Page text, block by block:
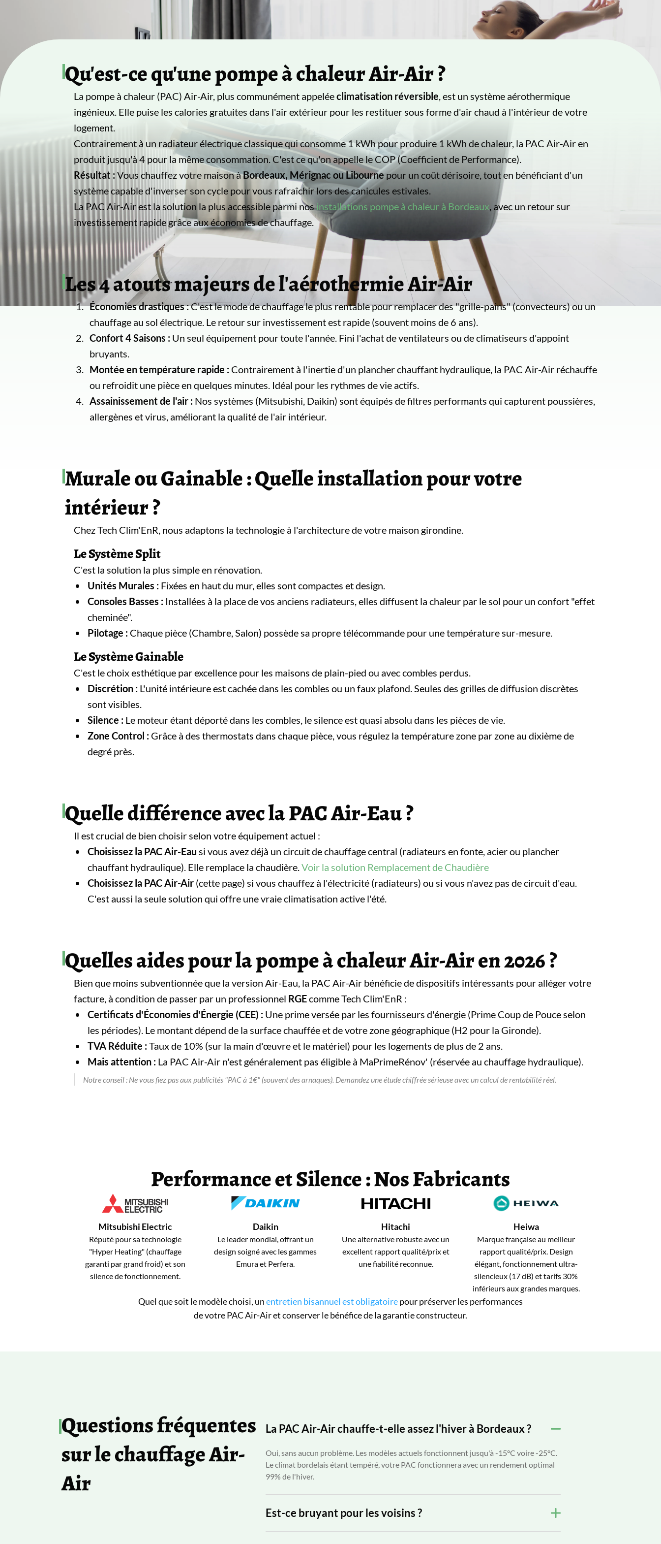
Qu'est-ce qu'une pompe à chaleur Air-Air ?
La pompe à chaleur (PAC) Air-Air, plus communément appeléeclimatisation réversible, est un système aérothermique
ingénieux. Elle puise les calories gratuites dans l'air extérieur pour les restituer sous forme d'air chaud à l'intérieur de votre
logement.
Contrairement à un radiateur électrique classique qui consomme 1 kWh pour produire 1 kWh de chaleur, la PAC Air-Air en
produit jusqu'à 4 pour la même consommation. C'est ce qu'on appelle le COP (Coefficient de Performance).
Résultat :Vous chauffez votre maison àBordeaux, Mérignac ou Libournepour un coût dérisoire, tout en bénéficiant d'un
système capable d'inverser son cycle pour vous rafraîchir lors des canicules estivales.
La PAC Air-Air est la solution la plus accessible parmi nosinstallations pompe à chaleur à Bordeaux, avec un retour sur
investissement rapide grâce aux économies de chauffage.
Les 4 atouts majeurs de l'aérothermie Air-Air
Économies drastiques :C'est le mode de chauffage le plus rentable pour remplacer des "grille-pains" (convecteurs) ou un
chauffage au sol électrique. Le retour sur investissement est rapide (souvent moins de 6 ans).
Confort 4 Saisons : Un seul équipement pour toute l'année. Fini l'achat de ventilateurs ou de climatiseurs d'appoint
bruyants.
Montée en température rapide : Contrairement à l'inertie d'un plancher chauffant hydraulique, la PAC Air-Air réchauffe
ou refroidit une pièce en quelques minutes. Idéal pour les rythmes de vie actifs.
Assainissement de l'air : Nos systèmes (Mitsubishi, Daikin) sont équipés de filtres performants qui capturent poussières,
allergènes et virus, améliorant la qualité de l'air intérieur.
Murale ou Gainable : Quelle installation pour votre
intérieur ?
Chez Tech Clim'EnR, nous adaptons la technologie à l'architecture de votre maison girondine.
Le Système Split
C'est la solution la plus simple en rénovation.
Unités Murales : Fixées en haut du mur, elles sont compactes et design.
Consoles Basses : Installées à la place de vos anciens radiateurs, elles diffusent la chaleur par le sol pour un confort "effet
cheminée".
Pilotage : Chaque pièce (Chambre, Salon) possède sa propre télécommande pour une température sur-mesure.
Le Système Gainable
C'est le choix esthétique par excellence pour les maisons de plain-pied ou avec combles perdus.
Discrétion : L'unité intérieure est cachée dans les combles ou un faux plafond. Seules des grilles de diffusion discrètes
sont visibles.
Silence : Le moteur étant déporté dans les combles, le silence est quasi absolu dans les pièces de vie.
Zone Control : Grâce à des thermostats dans chaque pièce, vous régulez la température zone par zone au dixième de
degré près.
Quelle différence avec la PAC Air-Eau ?
Il est crucial de bien choisir selon votre équipement actuel :
Choisissez la PAC Air-Eau si vous avez déjà un circuit de chauffage central (radiateurs en fonte, acier ou plancher
chauffant hydraulique). Elle remplace la chaudière.Voir la solution Remplacement de Chaudière
Choisissez la PAC Air-Air (cette page) si vous chauffez à l'électricité (radiateurs) ou si vous n'avez pas de circuit d'eau.
C'est aussi la seule solution qui offre une vraie climatisation active l'été.
Quelles aides pour la pompe à chaleur Air-Air en 2026 ?
Bien que moins subventionnée que la version Air-Eau, la PAC Air-Air bénéficie de dispositifs intéressants pour alléger votre
facture, à condition de passer par un professionnel RGEcomme Tech Clim'EnR :
Certificats d'Économies d'Énergie (CEE) : Une prime versée par les fournisseurs d'énergie (Prime Coup de Pouce selon
les périodes). Le montant dépend de la surface chauffée et de votre zone géographique (H2 pour la Gironde).
TVA Réduite :Taux de 10% (sur la main d'œuvre et le matériel) pour les logements de plus de 2 ans.
Mais attention : La PAC Air-Air n'est généralement pas éligible à MaPrimeRénov' (réservée au chauffage hydraulique).
Notre conseil : Ne vous fiez pas aux publicités "PAC à 1€" (souvent des arnaques). Demandez une étude chiffrée sérieuse avec un calcul de rentabilité réel.
Performance et Silence : Nos Fabricants
Mitsubishi Electric
Réputé pour sa technologie
"Hyper Heating" (chauffage
garanti par grand froid) et son
silence de fonctionnement.
Daikin
Le leader mondial, offrant un
design soigné avec les gammes
Emura et Perfera.
Hitachi
Une alternative robuste avec un
excellent rapport qualité/prix et
une fiabilité reconnue.
Heiwa
Marque française au meilleur
rapport qualité/prix. Design
élégant, fonctionnement ultra-
silencieux (17 dB) et tarifs 30%
inférieurs aux grandes marques.
Quel que soit le modèle choisi, unentretien bisannuel est obligatoirepour préserver les performances
de votre PAC Air-Air et conserver le bénéfice de la garantie constructeur.
Questions fréquentes
sur le chauffage Air-
Air
La PAC Air-Air chauffe-t-elle assez l'hiver à Bordeaux ?
Oui, sans aucun problème. Les modèles actuels fonctionnent jusqu'à -15°C voire -25°C.
Le climat bordelais étant tempéré, votre PAC fonctionnera avec un rendement optimal
99% de l'hiver.
Est-ce bruyant pour les voisins ?